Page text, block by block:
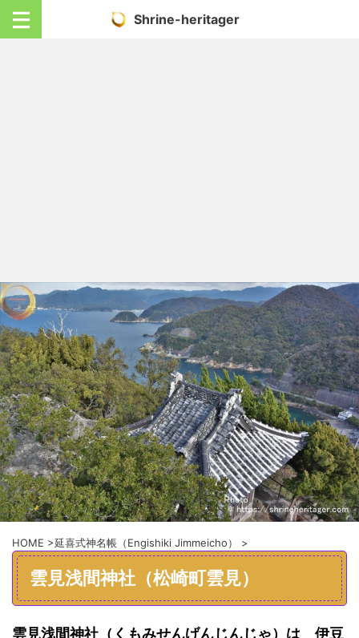
Shrine-heritager
HOME >延喜式神名帳（Engishiki Jimmeicho） >
雲見浅間神社（松崎町雲見）
雲見浅間神社（くもみせんげんじんじゃ） は 伊豆